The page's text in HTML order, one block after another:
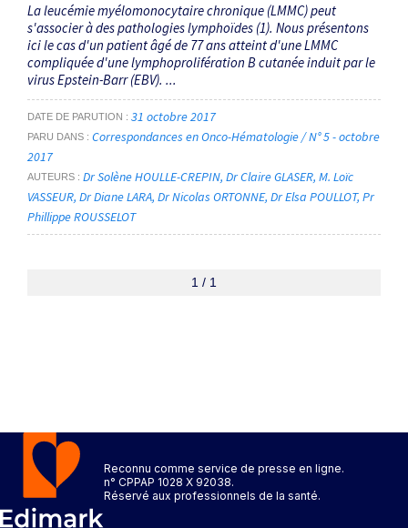
La leucémie myélomonocytaire chronique (LMMC) peut
s'associer à des pathologies lymphoïdes (1). Nous présentons
ici le cas d'un patient âgé de 77 ans atteint d'une LMMC
compliquée d'une lymphoprolifération B cutanée induit par le
virus Epstein-Barr (EBV). ...
DATE DE PARUTION 31 octobre 2017
PARU DANS
Correspondances en Onco-Hématologie / N° 5 - octobre
2017
AUTEURS Dr Solène HOULLE-CREPIN Dr Claire GLASER M. Loïc
VASSEUR Dr Diane LARA Dr Nicolas ORTONNE Dr Elsa POULLOT Pr
Phillippe ROUSSELOT
1 / 1
Reconnu comme service de presse en ligne.
n° CPPAP 1028 X 92038.
Réservé aux professionnels de la santé.